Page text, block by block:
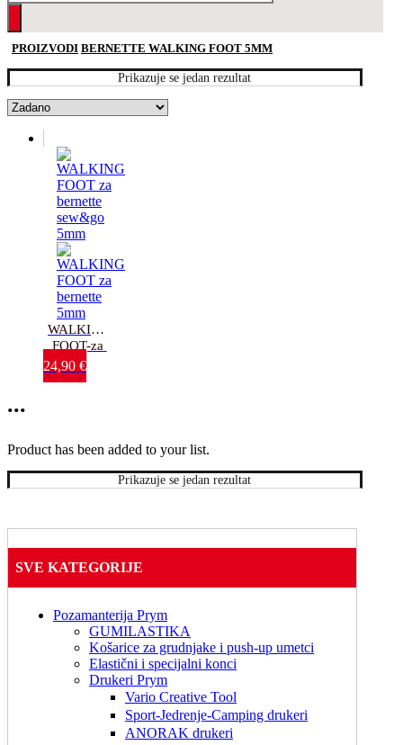
PROIZVODI BERNETTE WALKING FOOT 5MM
Prikazuje se jedan rezultat
WALKING
FOOT-za
bernette
24,90 €
...
Product has been added to your list.
Prikazuje se jedan rezultat
SVE KATEGORIJE
Pozamanterija Prym
GUMILASTIKA
Košarice za grudnjake i push-up umetci
Elastični i specijalni konci
Drukeri Prym
Vario Creative Tool
Sport-Jedrenje-Camping drukeri
ANORAK drukeri